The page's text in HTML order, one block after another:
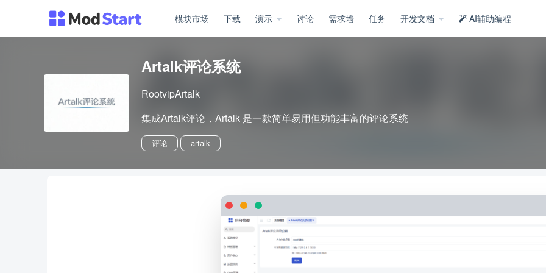
模块市场 下载 演示 讨论 需求墙 任务 开发文档 AI辅助编程
Artalk评论系统
RootvipArtalk
集成Artalk评论，Artalk 是一款简单易用但功能丰富的评论系统
评论 artalk